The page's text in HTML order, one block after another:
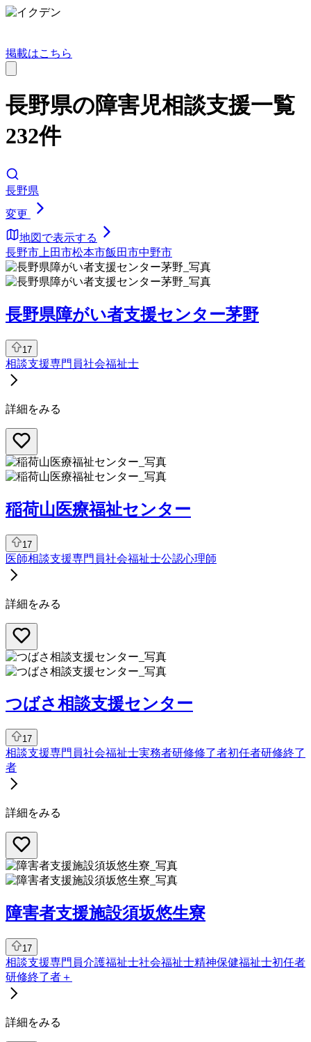
掲載はこちら
長野県の障害児相談支援一覧
232件
長野県
変更
地図で表示する
長野市 上田市松本市飯田市中野市
長野県障がい者支援センター茅野
17
相談支援専門員社会福祉士
詳細をみる
稲荷山医療福祉センター
17
医師相談支援専門員社会福祉士公認心理師
詳細をみる
つばさ相談支援センター
17
相談支援専門員社会福祉士実務者研修修了者初任者研修終了
者
詳細をみる
障害者支援施設須坂悠生寮
17
相談支援専門員介護福祉士社会福祉士精神保健福祉士初任者
研修終了者＋
詳細をみる